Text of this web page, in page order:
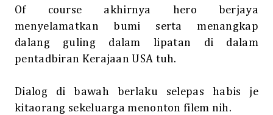
Of course akhirnya hero berjaya
menyelamatkan bumi serta menangkap
dalang guling dalam lipatan di dalam
pentadbiran Kerajaan USA tuh.
Dialog di bawah berlaku selepas habis je
kitaorang sekeluarga menonton filem nih.